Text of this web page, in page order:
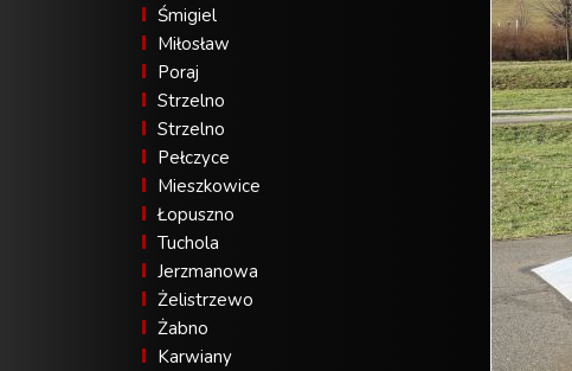
Śmigiel
Miłosław
Poraj
Strzelno
Strzelno
Pełczyce
Mieszkowice
Łopuszno
Tuchola
Jerzmanowa
Żelistrzewo
Żabno
Karwiany